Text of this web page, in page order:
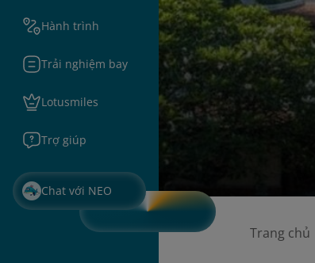
Hành trình
Trải nghiệm bay
Lotusmiles
Trợ giúp
Chat với NEO
Trang chủ